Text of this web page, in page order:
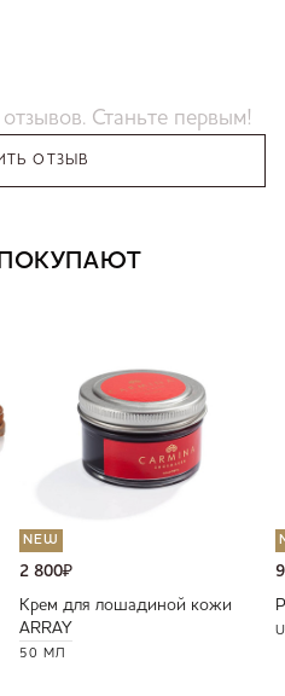
Станьте первым!
ОТЗЫВ
NEW
2 800₽
Крем для лошадиной кожи
ARRAY
50 МЛ